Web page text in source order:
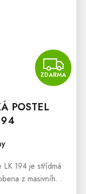
ZDARMA
POSTEL
LK 194 je střídmá
z masivního